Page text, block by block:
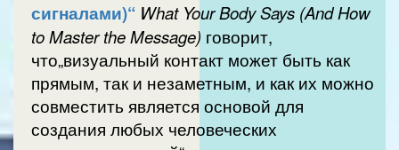
сигналами)“ What Your Body Says (And How
to Master the Message) говорит,
что„визуальный контакт может быть как
прямым, так и незаметным, и как их можно
совместить является основой для
создания любых человеческих